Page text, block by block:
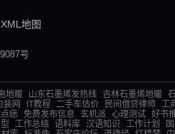
XML地图
号
地暖 山东石墨烯发热线 吉林石墨烯地暖
装网 IT教程 二手车估价 民间借贷律师 工
痣 免费发布信息 玄机派 心理测试 好书
工作总结 语料库 汉语知识 工作计划